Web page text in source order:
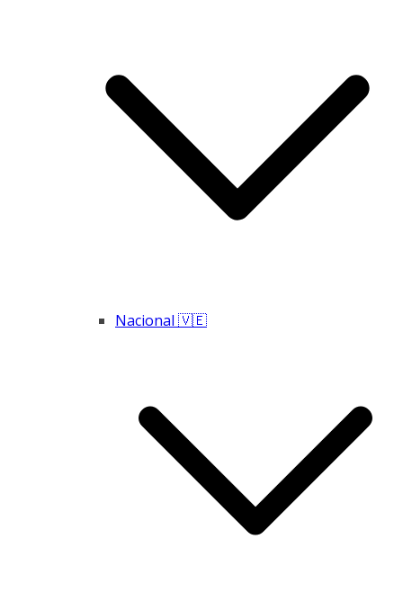
Nacional 🇻🇪